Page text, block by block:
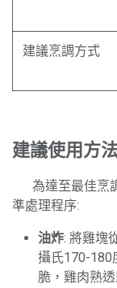
建議烹調方式
建議使用方法
為達至最佳烹
準處理程序:
油炸: 將雞塊
攝氏170-180
脆，雞肉熟透